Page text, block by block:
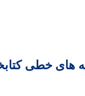
خطی